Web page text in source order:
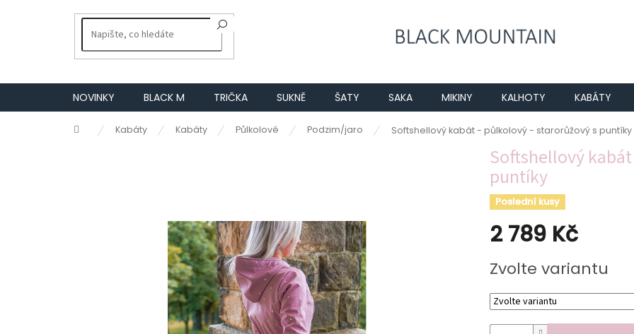
NOVINKY BLACK M TRIČKA SUKNĚ ŠATY SAKA MIKINY KALHOTY KABÁTY
Domů Kabáty Kabáty Půlkolové Podzim/jaro Softshellový kabát - půlkolový - starorůžový s puntíky
Softshellový
puntíky
Poslední kusy
2 789 Kč
cena:
Zvolte variantu